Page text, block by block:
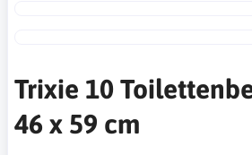
Trixie 10
46 x 59 cm